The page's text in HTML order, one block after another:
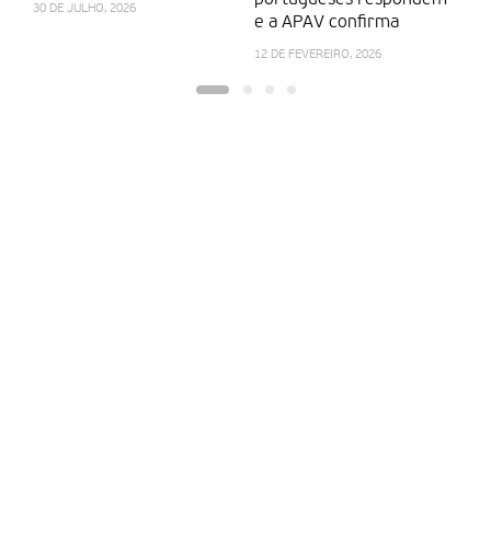
30 DE JULHO, 2026
e a APAV confirma
12 DE FEVEREIRO, 2026